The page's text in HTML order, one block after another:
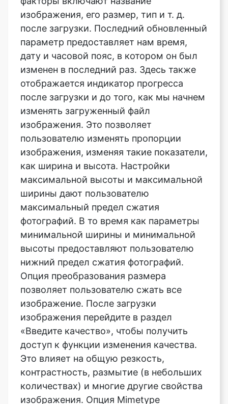
дату и часовой пояс, в котором он был
изменен в последний раз. Здесь также
отображается индикатор прогресса
после загрузки и до того, как мы начнем
изменять загруженный файл
изображения. Это позволяет
пользователю изменять пропорции
изображения, изменяя такие показатели,
как ширина и высота. Настройки
максимальной высоты и максимальной
ширины дают пользователю
максимальный предел сжатия
фотографий. В то время как параметры
минимальной ширины и минимальной
высоты предоставляют пользователю
нижний предел сжатия фотографий.
Опция преобразования размера
позволяет пользователю сжать все
изображение. После загрузки
изображения перейдите в раздел
«Введите качество», чтобы получить
доступ к функции изменения качества.
Это влияет на общую резкость,
контрастность, размытие (в небольших
количествах) и многие другие свойства
изображения. Опция Mimetype
позволяет пользователю выбрать
формат изображения после сжатия.